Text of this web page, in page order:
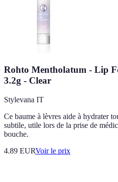
Rohto Mentholatum - Lip
3.2g - Clear
Stylevana IT
Ce baume à lèvres aide à hydrater
subtile, utile lors de la prise de
bouche.
4.89 EURVoir le prix